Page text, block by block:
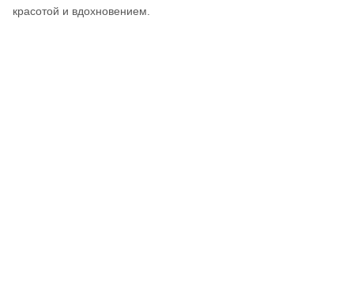
красотой и вдохновением.